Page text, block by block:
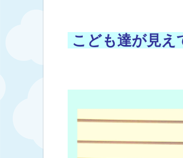
こども達が見え